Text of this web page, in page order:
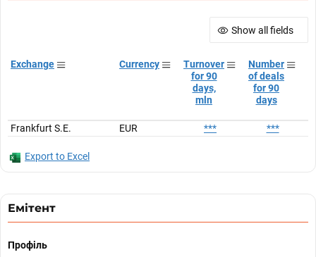
Show all fields
Exchange Currency
Turnover
for 90
days,
mln
Number
of deals
for 90
days
Frankfurt S.E. EUR *** ***
Export to Excel
Емітент
Профіль